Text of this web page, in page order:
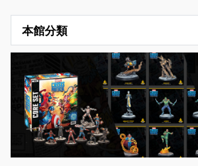
本館分類